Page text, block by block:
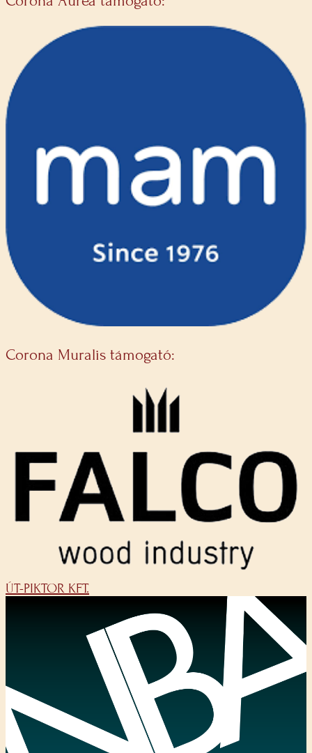
Corona Muralis támogató:
ÚT-PIKTOR KFT.